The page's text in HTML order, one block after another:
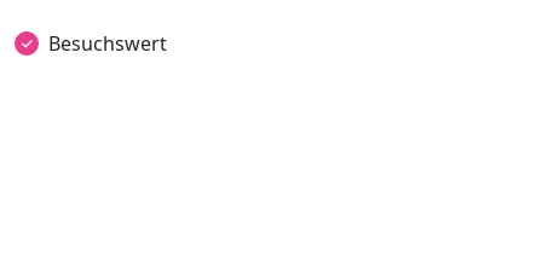
Besuchswert